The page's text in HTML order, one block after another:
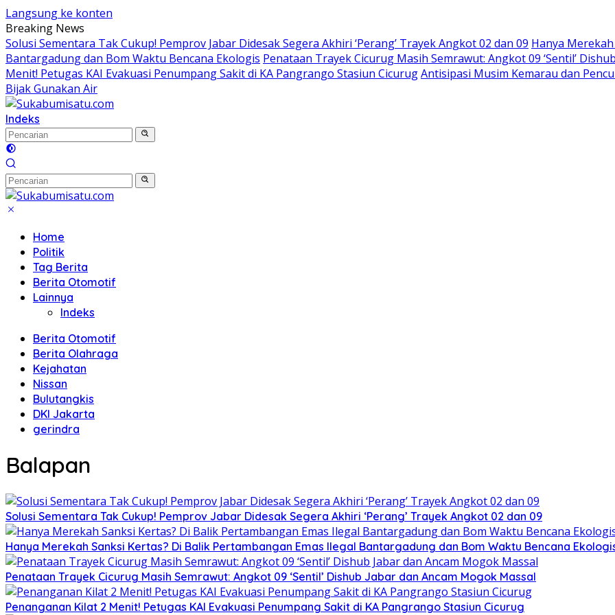
Langsung ke konten
Breaking News
Solusi Sementara Tak Cukup! Pemprov Jabar Didesak Segera Akhiri ‘Perang’ Trayek Angkot 02 dan 09 Hanya
Bantargadung dan Bom Waktu Bencana Ekologis Penataan Trayek Cicurug Masih Semrawut: Angkot 09 ‘Sentil’
Menit! Petugas KAI Evakuasi Penumpang Sakit di KA Pangrango Stasiun CicurugAntisipasi Musim Kemarau dan
Bijak Gunakan Air
Indeks
Home
Politik
Tag Berita
Berita Otomotif
Lainnya
Indeks
Berita Otomotif
Berita Olahraga
Kejahatan
Nissan
Bulutangkis
DKI Jakarta
gerindra
Balapan
Solusi Sementara Tak Cukup! Pemprov Jabar Didesak Segera Akhiri ‘Perang’ Trayek Angkot 02 dan 09
Hanya Merekah Sanksi Kertas? Di Balik Pertambangan Emas Ilegal Bantargadung dan Bom Waktu Bencana
Penataan Trayek Cicurug Masih Semrawut: Angkot 09 ‘Sentil’ Dishub Jabar dan Ancam Mogok Massal
Penanganan Kilat 2 Menit! Petugas KAI Evakuasi Penumpang Sakit di KA Pangrango Stasiun Cicurug